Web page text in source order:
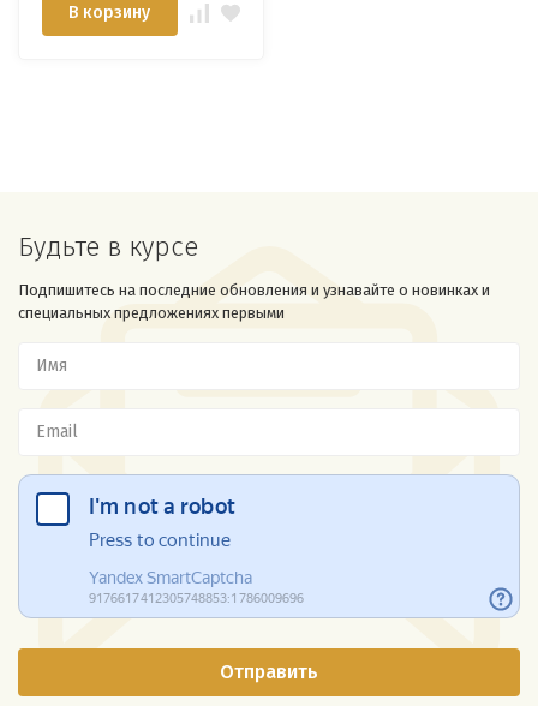
В корзину
Будьте в курсе
Подпишитесь на последние обновления и узнавайте о новинках и
специальных предложениях первыми